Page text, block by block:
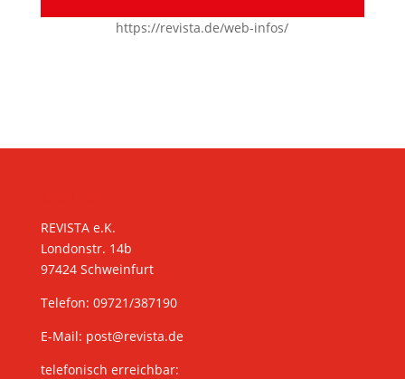
https://revista.de/web-infos/
REVISTA e.K.
Londonstr. 14b
97424 Schweinfurt
Telefon: 09721/387190
E-Mail: post@revista.de
telefonisch erreichbar: